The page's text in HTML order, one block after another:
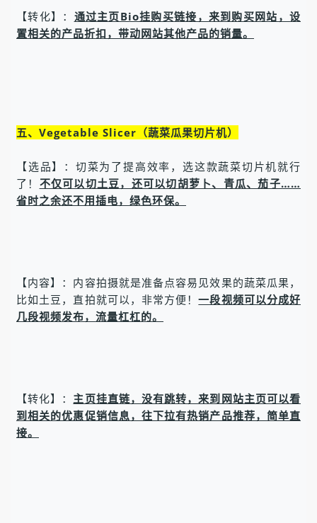
【转化】： 通过主页Bio挂购买链接，来到购买网站，设
置相关的产品折扣，带动网站其他产品的销量。
五、Vegetable Slicer（蔬菜瓜果切片机）
【选品】：切菜为了提高效率，选这款蔬菜切片机就行
了！ 不仅可以切土豆，还可以切胡萝卜、青瓜、茄子……
省时之余还不用插电，绿色环保。
【内容】：内容拍摄就是准备点容易见效果的蔬菜瓜果，
比如土豆，直拍就可以，非常方便！一段视频可以分成好
几段视频发布，流量杠杠的。
【转化】： 主页挂直链，没有跳转，来到网站主页可以看
到相关的优惠促销信息，往下拉有热销产品推荐，简单直
接。